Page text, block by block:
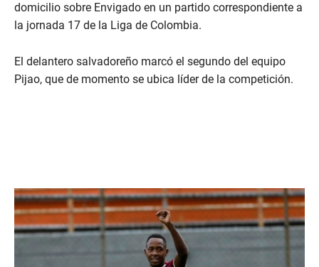
domicilio sobre Envigado en un partido correspondiente a
la jornada 17 de la Liga de Colombia.
El delantero salvadoreño marcó el segundo del equipo
Pijao, que de momento se ubica líder de la competición.